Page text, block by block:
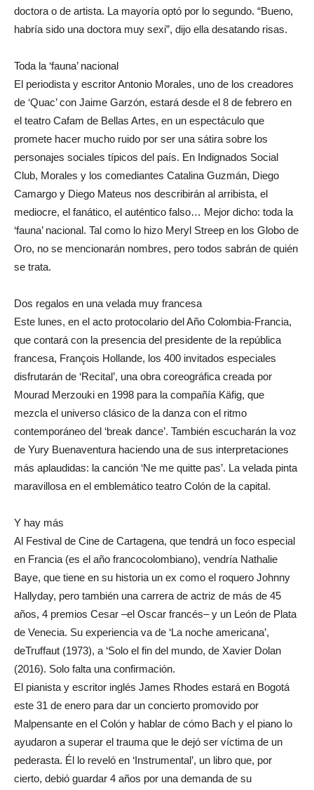
doctora o de artista. La mayoría optó por lo segundo. “Bueno,
habría sido una doctora muy sexi”, dijo ella desatando risas.
Toda la ‘fauna’ nacional
El periodista y escritor Antonio Morales, uno de los creadores
de ‘Quac’ con Jaime Garzón, estará desde el 8 de febrero en
el teatro Cafam de Bellas Artes, en un espectáculo que
promete hacer mucho ruido por ser una sátira sobre los
personajes sociales típicos del país. En Indignados Social
Club, Morales y los comediantes Catalina Guzmán, Diego
Camargo y Diego Mateus nos describirán al arribista, el
mediocre, el fanático, el auténtico falso… Mejor dicho: toda la
‘fauna’ nacional. Tal como lo hizo Meryl Streep en los Globo de
Oro, no se mencionarán nombres, pero todos sabrán de quién
se trata.
Dos regalos en una velada muy francesa
Este lunes, en el acto protocolario del Año Colombia-Francia,
que contará con la presencia del presidente de la república
francesa, François Hollande, los 400 invitados especiales
disfrutarán de ‘Recital’, una obra coreográfica creada por
Mourad Merzouki en 1998 para la compañía Käfig, que
mezcla el universo clásico de la danza con el ritmo
contemporáneo del ‘break dance’. También escucharán la voz
de Yury Buenaventura haciendo una de sus interpretaciones
más aplaudidas: la canción ‘Ne me quitte pas’. La velada pinta
maravillosa en el emblemático teatro Colón de la capital.
Y hay más
Al Festival de Cine de Cartagena, que tendrá un foco especial
en Francia (es el año francocolombiano), vendría Nathalie
Baye, que tiene en su historia un ex como el roquero Johnny
Hallyday, pero también una carrera de actriz de más de 45
años, 4 premios Cesar –el Oscar francés– y un León de Plata
de Venecia. Su experiencia va de ‘La noche americana’,
deTruffaut (1973), a ‘Solo el fin del mundo, de Xavier Dolan
(2016). Solo falta una confirmación.
El pianista y escritor inglés James Rhodes estará en Bogotá
este 31 de enero para dar un concierto promovido por
Malpensante en el Colón y hablar de cómo Bach y el piano lo
ayudaron a superar el trauma que le dejó ser víctima de un
pederasta. Él lo reveló en ‘Instrumental’, un libro que, por
cierto, debió guardar 4 años por una demanda de su